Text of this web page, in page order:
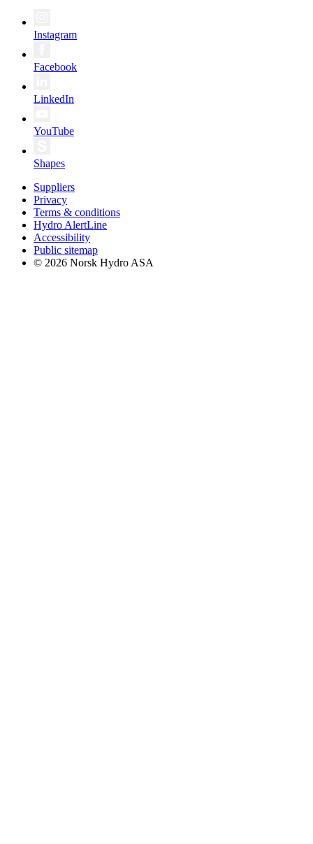
Instagram
Facebook
LinkedIn
YouTube
Shapes
Suppliers
Privacy
Terms & conditions
Hydro AlertLine
Accessibility
Public sitemap
© 2026 Norsk Hydro ASA